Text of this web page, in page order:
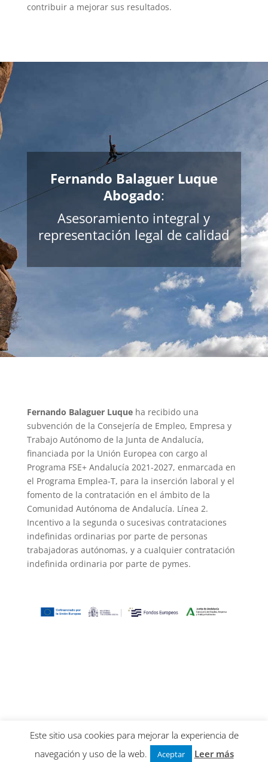
contribuir a mejorar sus resultados.
Fernando Balaguer Luque
Abogado:
Asesoramiento integral y
representación legal de calidad
Fernando Balaguer Luqueha recibido una
subvención de la Consejería de Empleo, Empresa y
Trabajo Autónomo de la Junta de Andalucía,
financiada por la Unión Europea con cargo al
Programa FSE+ Andalucía 2021-2027, enmarcada en
el Programa Emplea-T, para la inserción laboral y el
fomento de la contratación en el ámbito de la
Comunidad Autónoma de Andalucía. Línea 2.
Incentivo a la segunda o sucesivas contrataciones
indefinidas ordinarias por parte de personas
trabajadoras autónomas, y a cualquier contratación
indefinida ordinaria por parte de pymes.
Este sitio usa cookies para mejorar la experiencia de
navegación y uso de la web.
Aceptar Leer más